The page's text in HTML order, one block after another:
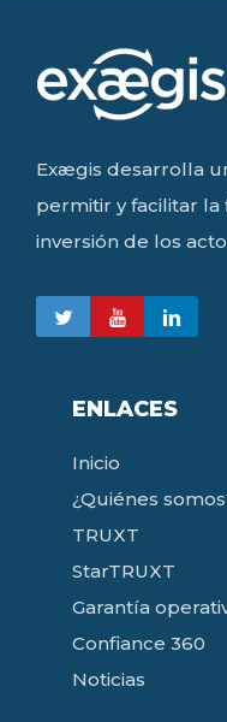
Exægis desarrolla
permitir y facilitar la
inversión de los
ENLACES
Inicio
¿Quiénes
TRUXT
StarTRUXT
Garantía
Confiance 360
Noticias